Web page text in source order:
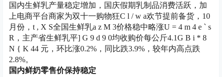
国内生鲜乳产量稳定增加，国庆假期乳制品消费活跃，加
上电商平台商家为双十一购物狂C l / w a欢节提前备货，10
月份， t , X S全国生鲜乳a z M 3价格稳中略涨U = 4 m 4 e ` s
R ，主产省生鲜乳平] G 9 d 9 0均收购价每公斤4.1G B i * 8
N { K 44 元，环比涨0.2%，同比跌3.9%， 较年内高点跌
2.8%。
国内鲜奶零售价保持稳定